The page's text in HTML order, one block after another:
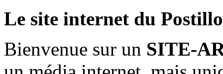
Le site internet du
Bienvenue sur un SITE-